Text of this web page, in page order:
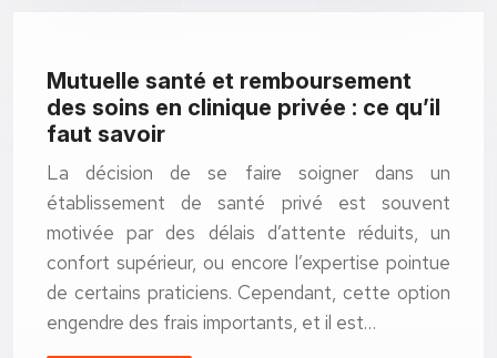
Mutuelle santé et remboursement
des soins en clinique privée : ce qu’il
faut savoir
La décision de se faire soigner dans un
établissement de santé privé est souvent
motivée par des délais d’attente réduits, un
confort supérieur, ou encore l’expertise pointue
de certains praticiens. Cependant, cette option
engendre des frais importants, et il est…